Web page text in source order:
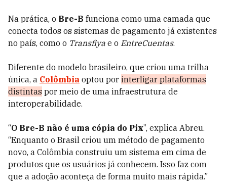
Na prática, o Bre-B funciona como uma camada que
conecta todos os sistemas de pagamento já existentes
no país, como o Transfiya e o EntreCuentas.
Diferente do modelo brasileiro, que criou uma trilha
única, a Colômbia optou por interligar plataformas
distintas por meio de uma infraestrutura de
interoperabilidade.
“O Bre-B não é uma cópia do Pix”, explica Abreu.
“Enquanto o Brasil criou um método de pagamento
novo, a Colômbia construiu um sistema em cima de
produtos que os usuários já conhecem. Isso faz com
que a adoção aconteça de forma muito mais rápida.”